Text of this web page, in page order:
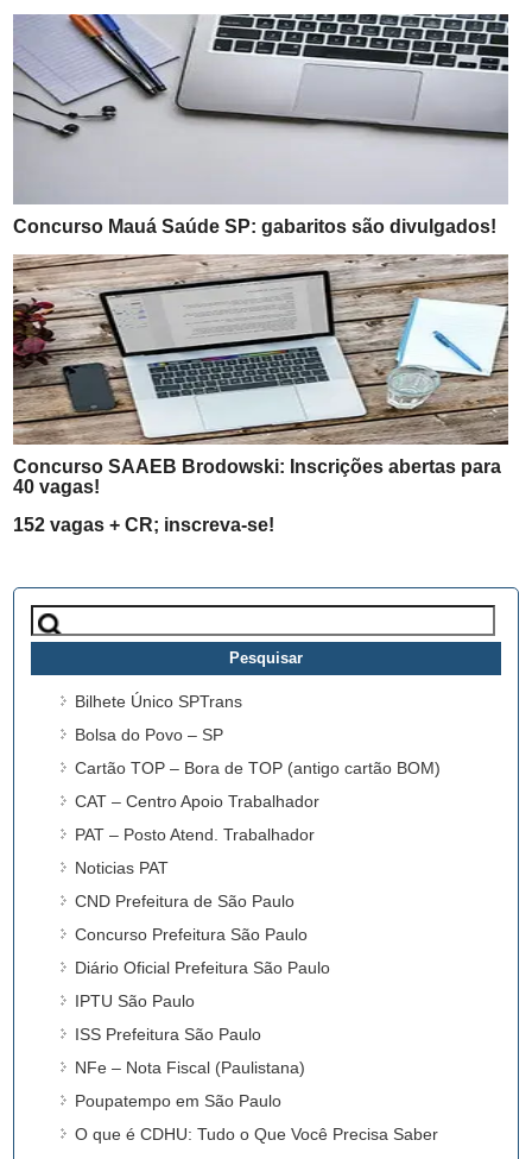
Concurso Mauá Saúde SP: gabaritos são divulgados!
Concurso SAAEB Brodowski: Inscrições abertas para
40 vagas!
152 vagas + CR; inscreva-se!
Pesquisar
por:
Bilhete Único SPTrans
Bolsa do Povo – SP
Cartão TOP – Bora de TOP (antigo cartão BOM)
CAT – Centro Apoio Trabalhador
PAT – Posto Atend. Trabalhador
Noticias PAT
CND Prefeitura de São Paulo
Concurso Prefeitura São Paulo
Diário Oficial Prefeitura São Paulo
IPTU São Paulo
ISS Prefeitura São Paulo
NFe – Nota Fiscal (Paulistana)
Poupatempo em São Paulo
O que é CDHU: Tudo o Que Você Precisa Saber